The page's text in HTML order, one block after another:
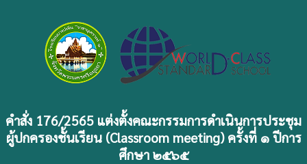
คำสั่ง 176/2565 แต่งตั้งคณะกรรมการดำเนินการประชุม
ผู้ปกครองชั้นเรียน (Classroom meeting) ครั้งที่ ๑ ปีการ
ศึกษา ๒๕๖๕